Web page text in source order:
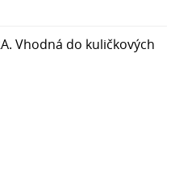
Vhodná do kuličkových